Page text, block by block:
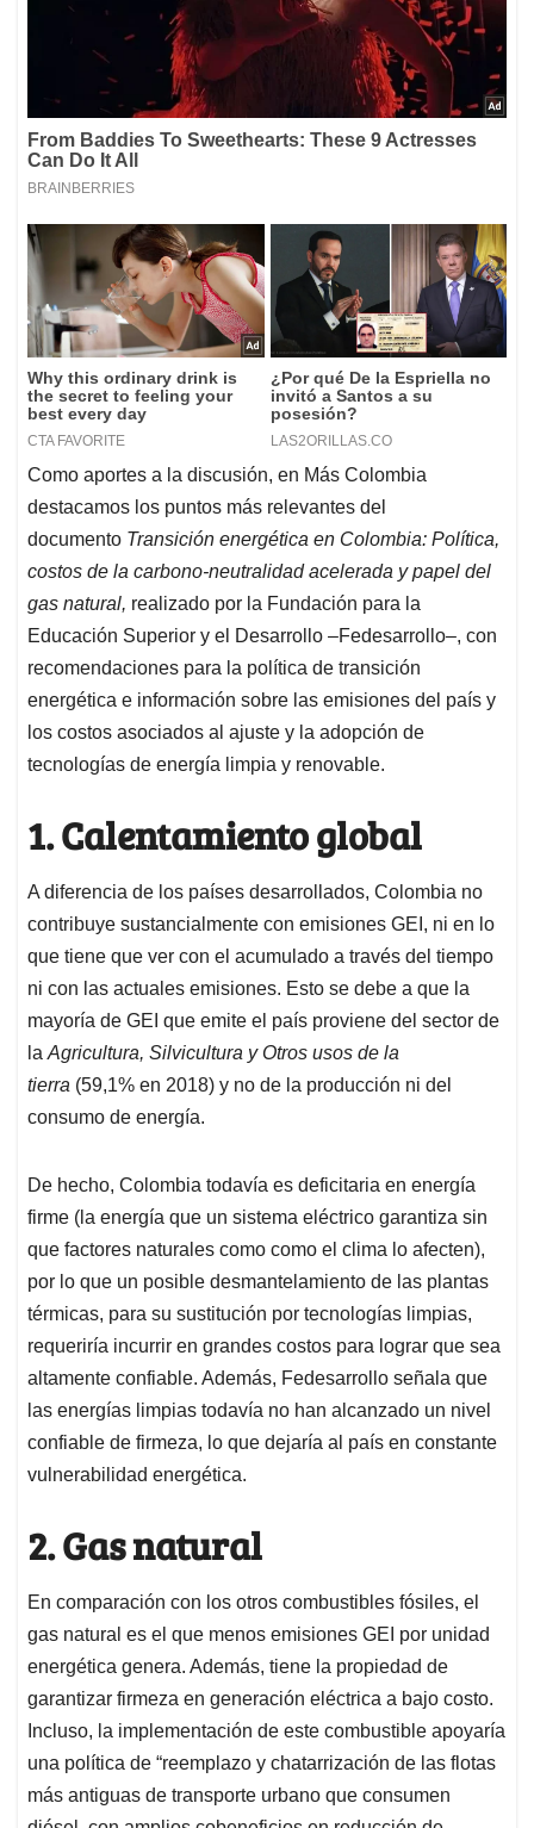
Como aportes a la discusión, en Más Colombia
destacamos los puntos más relevantes del
documento Transición energética en Colombia: Política,
costos de la carbono-neutralidad acelerada y papel del
gas natural, realizado por la Fundación para la
Educación Superior y el Desarrollo –Fedesarrollo–, con
recomendaciones para la política de transición
energética e información sobre las emisiones del país y
los costos asociados al ajuste y la adopción de
tecnologías de energía limpia y renovable.
1. Calentamiento global
A diferencia de los países desarrollados, Colombia no
contribuye sustancialmente con emisiones GEI, ni en lo
que tiene que ver con el acumulado a través del tiempo
ni con las actuales emisiones. Esto se debe a que la
mayoría de GEI que emite el país proviene del sector de
la Agricultura, Silvicultura y Otros usos de la
tierra (59,1% en 2018) y no de la producción ni del
consumo de energía.
De hecho, Colombia todavía es deficitaria en energía
firme (la energía que un sistema eléctrico garantiza sin
que factores naturales como como el clima lo afecten),
por lo que un posible desmantelamiento de las plantas
térmicas, para su sustitución por tecnologías limpias,
requeriría incurrir en grandes costos para lograr que sea
altamente confiable. Además, Fedesarrollo señala que
las energías limpias todavía no han alcanzado un nivel
confiable de firmeza, lo que dejaría al país en constante
vulnerabilidad energética.
2. Gas natural
En comparación con los otros combustibles fósiles, el
gas natural es el que menos emisiones GEI por unidad
energética genera. Además, tiene la propiedad de
garantizar firmeza en generación eléctrica a bajo costo.
Incluso, la implementación de este combustible apoyaría
una política de “reemplazo y chatarrización de las flotas
más antiguas de transporte urbano que consumen